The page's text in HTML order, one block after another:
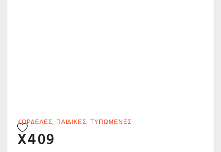
ΚΟΡΔΈΛΕΣ, ΠΑΙΔΙΚΈΣ,ΤΥΠΩΜΈΝΕΣ
X409